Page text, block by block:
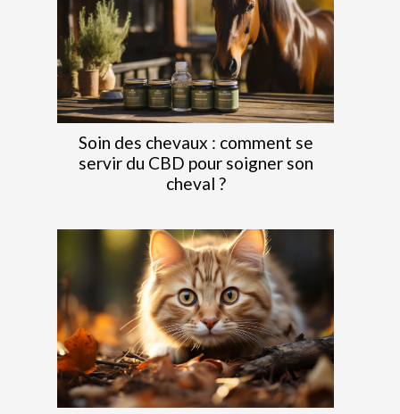
Soin des chevaux : comment se
servir du CBD pour soigner son
cheval ?